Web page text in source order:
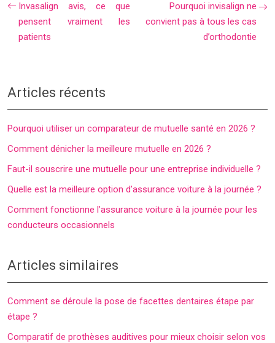
Invasalign avis, ce que
pensent vraiment les
patients
Pourquoi invisalign ne
convient pas à tous les cas
d’orthodontie
Articles récents
Pourquoi utiliser un comparateur de mutuelle santé en 2026 ?
Comment dénicher la meilleure mutuelle en 2026 ?
Faut-il souscrire une mutuelle pour une entreprise individuelle ?
Quelle est la meilleure option d’assurance voiture à la journée ?
Comment fonctionne l’assurance voiture à la journée pour les
conducteurs occasionnels
Articles similaires
Comment se déroule la pose de facettes dentaires étape par
étape ?
Comparatif de prothèses auditives pour mieux choisir selon vos